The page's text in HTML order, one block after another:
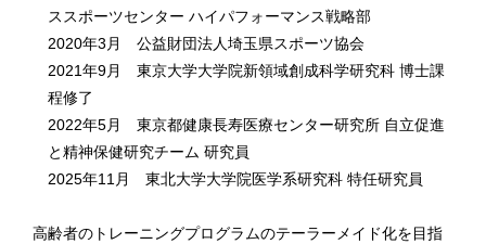
ススポーツセンター ハイパフォーマンス戦略部
2020年3月 公益財団法人埼玉県スポーツ協会
2021年9月 東京大学大学院新領域創成科学研究科 博士課
程修了
2022年5月 東京都健康長寿医療センター研究所 自立促進
と精神保健研究チーム 研究員
2025年11月 東北大学大学院医学系研究科 特任研究員
高齢者のトレーニングプログラムのテーラーメイド化を目指